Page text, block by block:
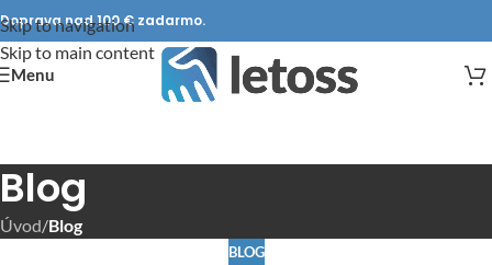
Skip to navigation
Skip to main content
Doprava nad 100 € zadarmo.
Menu
Blog
Úvod/Blog
BLOG